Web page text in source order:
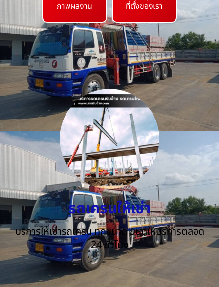
ภาพผลงาน ที่ตั้งของเรา
รถเครนให้เช่า
บริการให้เช่ารถเครน ทุกขนาด ยินดีให้บริการตลอด
24 ชั่วโมง